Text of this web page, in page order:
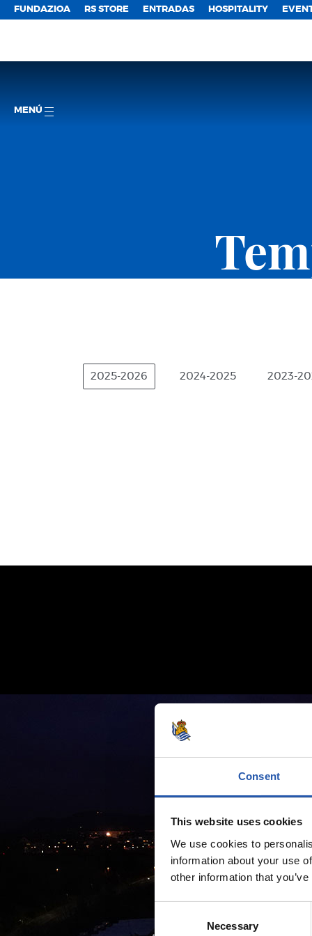
Consent
This website uses cookies
We use cookies to
information about your use
other information that
Necessary
FUNDAZIOA RS STORE ENTRADAS HOSPITALITY
MENÚ
2025-2026 2024-2025 2023-